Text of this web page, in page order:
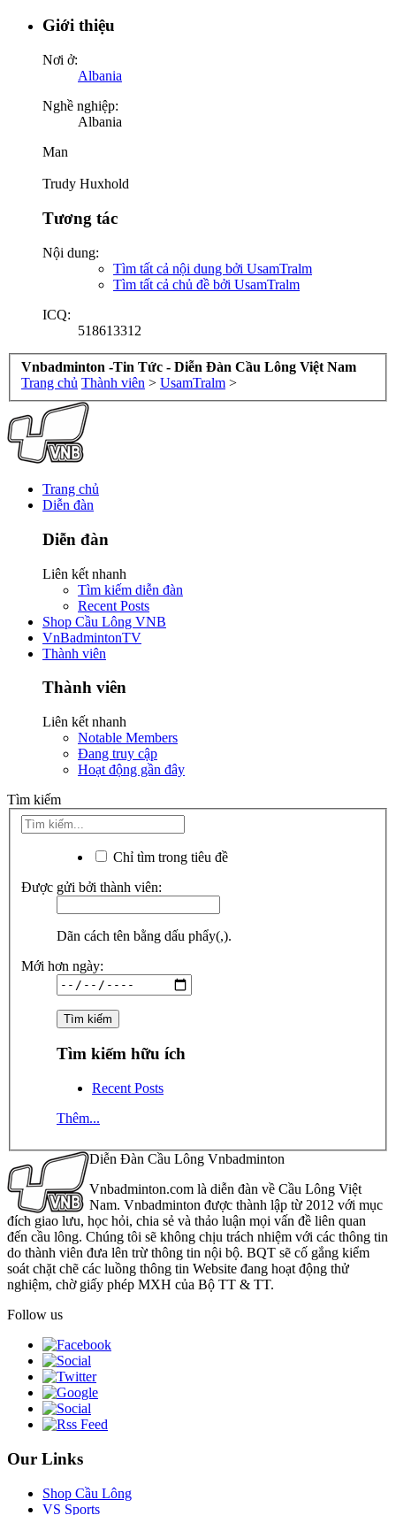
Giới thiệu
Nơi ở:
Albania
Nghề nghiệp:
Albania
Man
Trudy Huxhold
Tương tác
Nội dung:
Tìm tất cả nội dung bởi UsamTralm
Tìm tất cả chủ đề bởi UsamTralm
ICQ:
518613312
Vnbadminton -Tin Tức - Diễn Đàn Cầu Lông Việt Nam
Trang chủ Thành viên > UsamTralm >
Trang chủ
Diễn đàn
Diễn đàn
Liên kết nhanh
Tìm kiếm diễn đàn
Recent Posts
Shop Cầu Lông VNB
VnBadmintonTV
Thành viên
Thành viên
Liên kết nhanh
Notable Members
Đang truy cập
Hoạt động gần đây
Tìm kiếm
Chỉ tìm trong tiêu đề
Được gửi bởi thành viên:
Dãn cách tên bằng dấu phẩy(,).
Mới hơn ngày:
Tìm kiếm hữu ích
Recent Posts
Thêm...
Diễn Đàn Cầu Lông Vnbadminton
Vnbadminton.com là diễn đàn về Cầu Lông Việt
Nam. Vnbadminton được thành lập từ 2012 với mục
đích giao lưu, học hỏi, chia sẻ và thảo luận mọi vấn đề liên quan
đến cầu lông. Chúng tôi sẽ không chịu trách nhiệm với các thông tin
do thành viên đưa lên trừ thông tin nội bộ. BQT sẽ cố gắng kiểm
soát chặt chẽ các luồng thông tin Website đang hoạt động thử
nghiệm, chờ giấy phép MXH của Bộ TT & TT.
Follow us
Our Links
Shop Cầu Lông
VS Sports